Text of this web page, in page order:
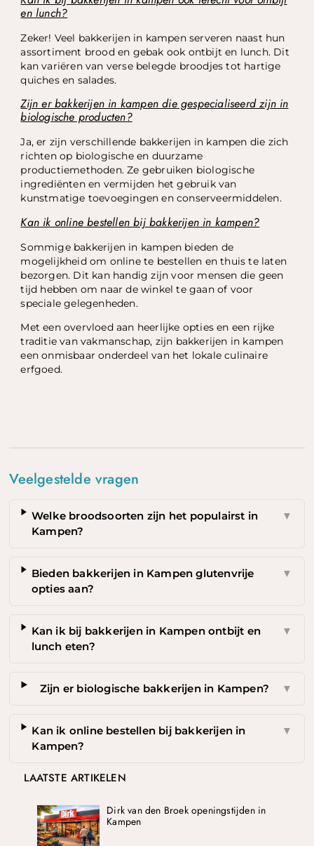
en lunch?
Zeker! Veel bakkerijen in kampen serveren naast hun
assortiment brood en gebak ook ontbijt en lunch. Dit
kan variëren van verse belegde broodjes tot hartige
quiches en salades.
Zijn er bakkerijen in kampen die gespecialiseerd zijn in
biologische producten?
Ja, er zijn verschillende bakkerijen in kampen die zich
richten op biologische en duurzame
productiemethoden. Ze gebruiken biologische
ingrediënten en vermijden het gebruik van
kunstmatige toevoegingen en conserveermiddelen.
Kan ik online bestellen bij bakkerijen in kampen?
Sommige bakkerijen in kampen bieden de
mogelijkheid om online te bestellen en thuis te laten
bezorgen. Dit kan handig zijn voor mensen die geen
tijd hebben om naar de winkel te gaan of voor
speciale gelegenheden.
Met een overvloed aan heerlijke opties en een rijke
traditie van vakmanschap, zijn bakkerijen in kampen
een onmisbaar onderdeel van het lokale culinaire
erfgoed.
Veelgestelde vragen
Welke broodsoorten zijn het populairst in
Kampen?
▼
Bieden bakkerijen in Kampen glutenvrije
opties aan?
▼
Kan ik bij bakkerijen in Kampen ontbijt en
lunch eten?
▼
Zijn er biologische bakkerijen in Kampen? ▼
Kan ik online bestellen bij bakkerijen in
Kampen?
▼
LAATSTE ARTIKELEN
Dirk van den Broek openingstijden in
Kampen